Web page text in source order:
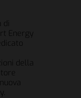
Energy
della